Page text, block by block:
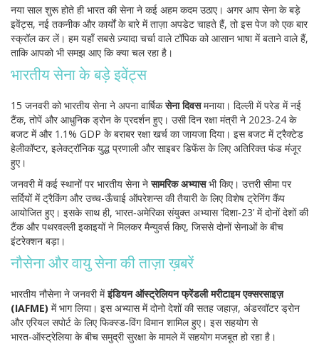
नया साल शुरू होते ही भारत की सेना ने कई अहम कदम उठाए। अगर आप सेना के बड़े
इवेंट्स, नई तकनीक और कार्यों के बारे में ताज़ा अपडेट चाहते हैं, तो इस पेज को एक बार
स्क्रॉल कर लें। हम यहाँ सबसे ज़्यादा चर्चा वाले टॉपिक को आसान भाषा में बताने वाले हैं,
ताकि आपको भी समझ आए कि क्या चल रहा है।
भारतीय सेना के बड़े इवेंट्स
15 जनवरी को भारतीय सेना ने अपना वार्षिकसेना दिवसमनाया। दिल्ली में परेड में नई
टैंक, तोपें और आधुनिक ड्रोन के प्रदर्शन हुए। उसी दिन रक्षा मंत्री ने 2023‑24 के
बजट में और 1.1% GDP के बराबर रक्षा खर्च का जायजा दिया। इस बजट में ट्रैक्टेड
हेलीकॉप्टर, इलेक्ट्रॉनिक युद्ध प्रणाली और साइबर डिफेंस के लिए अतिरिक्त फंड मंजूर
हुए।
जनवरी में कई स्थानों पर भारतीय सेना नेसामरिक अभ्यासभी किए। उत्तरी सीमा पर
सर्दियों में ट्रैकिंग और उच्च-ऊँचाई ऑपरेशन्स की तैयारी के लिए विशेष ट्रेनिंग कैंप
आयोजित हुए। इसके साथ ही, भारत‑अमेरिका संयुक्त अभ्यास ‘दिशा‑23’ में दोनों देशों की
टैंक और पथरवल्ली इकाइयों ने मिलकर मैन्युवर्स किए, जिससे दोनों सेनाओं के बीच
इंटरेक्शन बड़ा।
नौसेना और वायु सेना की ताज़ा ख़बरें
भारतीय नौसेना ने जनवरी मेंइंडियन ऑस्ट्रेलियन फ्रेंडली मरीटाइम एक्सरसाइज़
(IAFME) में भाग लिया। इस अभ्यास में दोनो देशों की सतह जहाज़, अंडरवॉटर ड्रोन
और एरियल सपोर्ट के लिए फिक्स्ड‑विंग विमान शामिल हुए। इस सहयोग से
भारत‑ऑस्ट्रेलिया के बीच समुद्री सुरक्षा के मामले में सहयोग मजबूत हो रहा है।